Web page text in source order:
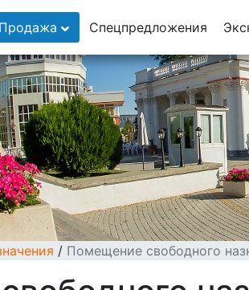
8 (928) 5555-929
8 (928) 3054-111
Продажа Спецпредложения
/ Помещение свободного